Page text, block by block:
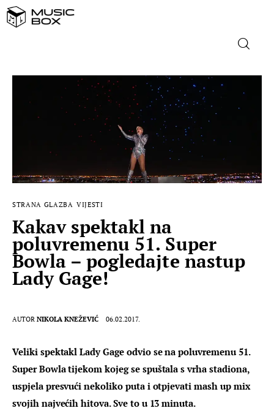
NASLOVNICA
DOMAĆA GLAZBA
STRANA GLAZBA
FILM
STRANA GLAZBA VIJESTI
Kakav spektakl na
poluvremenu 51. Super
Bowla – pogledajte nastup
Lady Gage!
AUTOR NIKOLA KNEŽEVIĆ 06.02.2017.
Veliki spektakl Lady Gage odvio se na poluvremenu 51.
Super Bowla tijekom kojeg se spuštala s vrha stadiona,
uspjela presvući nekoliko puta i otpjevati mash up mix
svojih najvećih hitova. Sve to u 13 minuta.